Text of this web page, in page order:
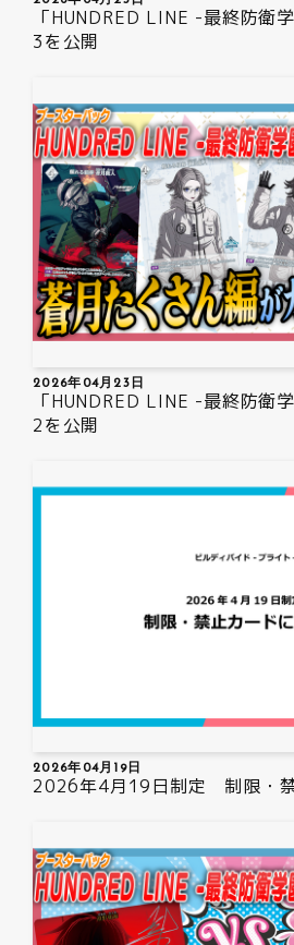
「HUNDRED LINE -最終防衛
3を公開
2026年04月23日
「HUNDRED LINE -最終防衛
2を公開
2026年04月19日
2026年4月19日制定 制限・